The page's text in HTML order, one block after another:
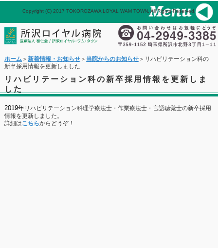
ホーム＞ 新着情報・お知らせ＞ 当院からのお知らせ＞リハビリテーション科の
新卒採用情報を更新しました
リハビリテーション科の新卒採用情報を更新しま
した
2019年リハビリテーション科理学療法士・作業療法士・言語聴覚士の新卒採用
情報を更新しました。
詳細はこちらからどうぞ！
Copyright (C) 2017 TOKOROZAWA LOYAL WAM TOWN, All Rights Reserved.
メール